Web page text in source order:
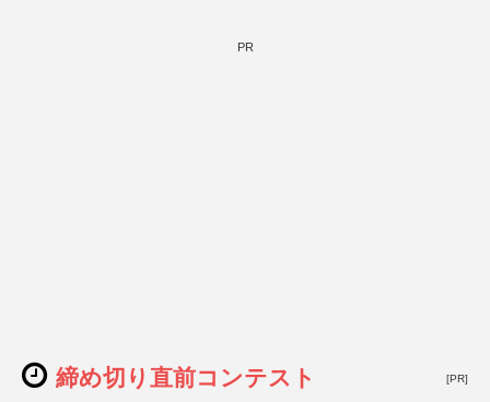
PR
締め切り直前コンテスト [PR]